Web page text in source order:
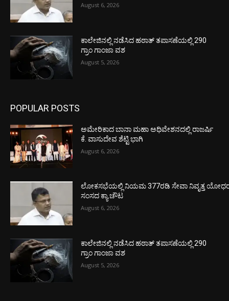
August 6, 2026
ಕಾಲೇಜಿನಲ್ಲಿ ನಡೆಸಿದ ಹಠಾತ್ ತಪಾಸಣೆಯಲ್ಲಿ 290
ಗ್ರಾಂ ಗಾಂಜಾ ವಶ
August 5, 2026
POPULAR POSTS
ಅಮೇರಿಕಾದ ಬಾನಾ ಮಹಾ ಅಧಿವೇಶನದಲ್ಲಿ ರಾಜರ್ಷಿ
ಕೆ. ವಾಸುದೇವ ಶೆಟ್ಟಿ ಭಾಗಿ
August 6, 2026
ಲೋಕಸಭೆಯಲ್ಲಿ ನಿಯಮ 377ರಡಿ ಸೇವಾ ನಿವೃತ್ತ
ಸಂಸದ ಕ್ಯಾ.ಚೌಟ
August 6, 2026
ಕಾಲೇಜಿನಲ್ಲಿ ನಡೆಸಿದ ಹಠಾತ್ ತಪಾಸಣೆಯಲ್ಲಿ 290
ಗ್ರಾಂ ಗಾಂಜಾ ವಶ
August 5, 2026